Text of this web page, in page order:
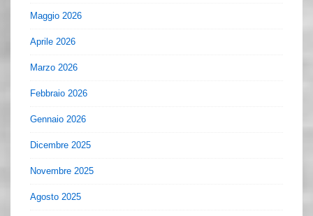
Maggio 2026
Aprile 2026
Marzo 2026
Febbraio 2026
Gennaio 2026
Dicembre 2025
Novembre 2025
Agosto 2025